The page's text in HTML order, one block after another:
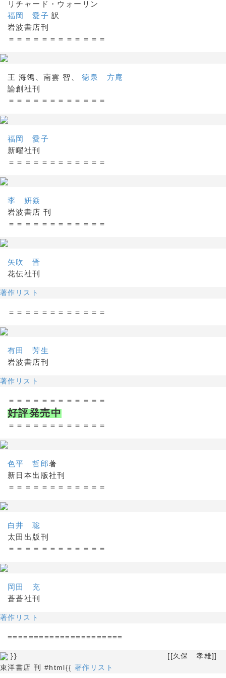
リチャード・ウォーリン
福岡 愛子 訳
岩波書店刊
＝＝＝＝＝＝＝＝＝＝＝＝
王 海鴒、南雲 智、徳泉 方庵
論創社刊
＝＝＝＝＝＝＝＝＝＝＝＝
福岡 愛子
新曜社刊
＝＝＝＝＝＝＝＝＝＝＝＝
李 妍焱
岩波書店 刊
＝＝＝＝＝＝＝＝＝＝＝＝
矢吹 晋
花伝社刊
著作リスト
＝＝＝＝＝＝＝＝＝＝＝＝
有田 芳生
岩波書店刊
著作リスト
＝＝＝＝＝＝＝＝＝＝＝＝
好評発売中
＝＝＝＝＝＝＝＝＝＝＝＝
色平 哲郎著
新日本出版社刊
＝＝＝＝＝＝＝＝＝＝＝＝
白井 聡
太田出版刊
＝＝＝＝＝＝＝＝＝＝＝＝
岡田 充
蒼蒼社刊
著作リスト
======================
}} [[久保 孝雄]]
東洋書店 刊 #html{{ 著作リスト